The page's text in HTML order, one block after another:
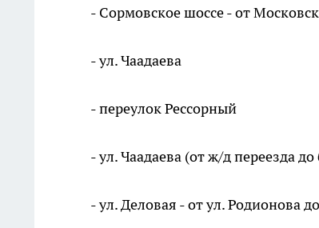
- Сормовское шоссе - от
- ул. Чаадаева
- переулок Рессорный
- ул. Чаадаева (от ж/д переезда
- ул. Деловая - от ул. Родионова